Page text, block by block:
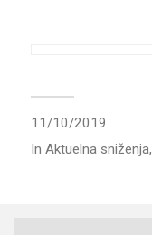
11/10/2019
In Aktuelna sniženja,